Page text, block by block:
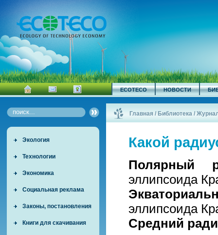
ECOTECO НОВОСТИ
Экология
Технологии
Экономика
Социальная реклама
Законы, постановления
Книги для скачивания
Главная / Библиотека /
Какой
Полярный
эллипсоида
эллипсоида
Средний